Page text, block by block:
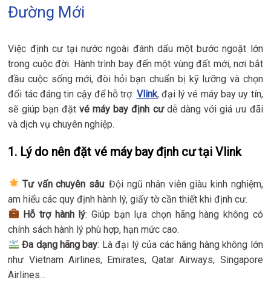
Đường Mới
Việc định cư tại nước ngoài đánh dấu một bước ngoặt lớn
trong cuộc đời. Hành trình bay đến một vùng đất mới, nơi bắt
đầu cuộc sống mới, đòi hỏi bạn chuẩn bị kỹ lưỡng và chọn
đối tác đáng tin cậy để hỗ trợ. Vlink, đại lý vé máy bay uy tín,
sẽ giúp bạn đặtvé máy bay định cưdễ dàng với giá ưu đãi
và dịch vụ chuyên nghiệp.
1. Lý do nên đặt vé máy bay định cư tại Vlink
Tư vấn chuyên sâu: Đội ngũ nhân viên giàu kinh nghiệm,
am hiểu các quy định hành lý, giấy tờ cần thiết khi định cư.
Hỗ trợ hành lý: Giúp bạn lựa chọn hãng hàng không có
chính sách hành lý phù hợp, hạn mức cao.
Đa dạng hãng bay: Là đại lý của các hãng hàng không lớn
như Vietnam Airlines, Emirates, Qatar Airways, Singapore
Airlines…